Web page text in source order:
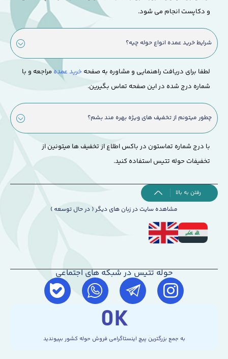
و دکاپست انجام می شود.
شرایط خرید عمده انواع حوله چیه؟
لطفا برای دریافت راهنمایی و مشاوره به صفحه خرید عمدهمراجعه و با
شماره درج شده در این صفحه تماس بگیرین.
چطور میتونم از تخفیف های ویژه بهره مند بشم؟
با درج شماره تماستون در باکس اطلاع از تخفیف ها میتونین از
تخفیفات حوله تتیس استفاده کنید.
رفتن به بالا
مشاهده سایت در زبان های دیگر ( در حال توسعه )
حوله تتیس در شبکه های اجتماعی
به جمع بزرگترین پیچ اینستاگرامی فروش حوله کشور بپیوندید
K
0